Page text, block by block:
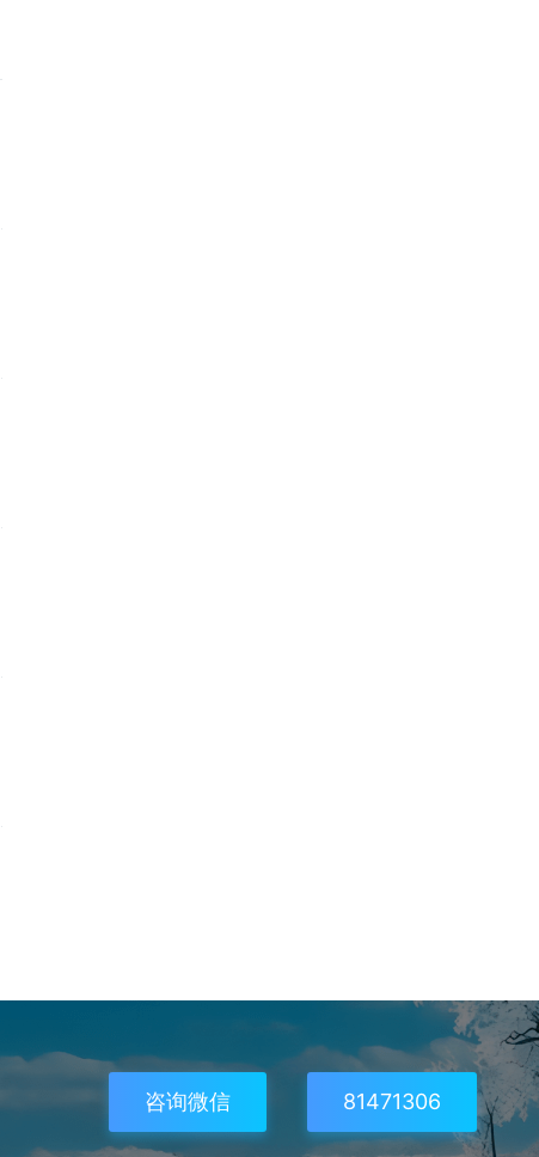
咨询微信 81471306